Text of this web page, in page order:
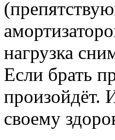
нагрузка
Если брать
произойдёт.
своему